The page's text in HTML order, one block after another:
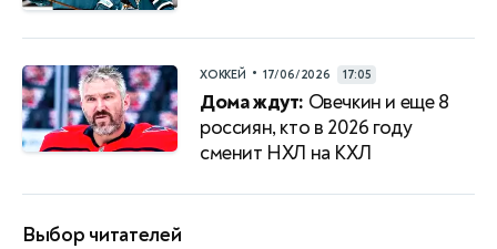
ХОККЕЙ • 17/06/2026 17:05
Дома ждут: Овечкин и еще 8
россиян, кто в 2026 году
сменит НХЛ на КХЛ
Выбор читателей